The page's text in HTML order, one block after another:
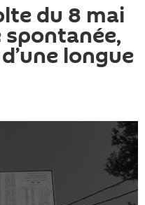
du 8 mai
spontanée,
longue